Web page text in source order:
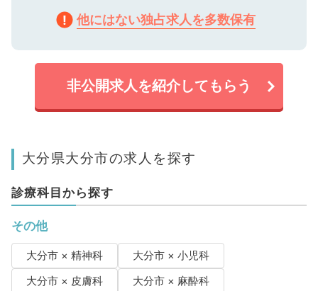
他にはない独占求人を多数保有
非公開求人を紹介してもらう
大分県大分市の求人を探す
診療科目から探す
その他
大分市 × 精神科
大分市 × 小児科
大分市 × 皮膚科
大分市 × 麻酔科